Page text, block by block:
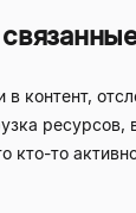
в контент,
кто-то